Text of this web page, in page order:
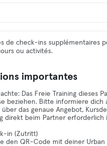
de check-ins supplémentaires
ou activités.
importantes
Das Freie Training dieses
beziehen. Bitte informiere dich
über das genaue Angebot,
direkt beim Partner erforderlich
in (Zutritt)
den QR-Code mit deiner Urban